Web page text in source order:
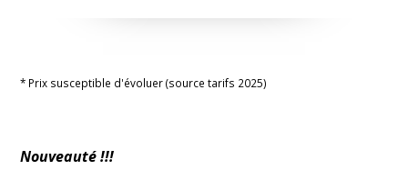
* Prix susceptible d'évoluer (source tarifs 2025)
Nouveauté !!!